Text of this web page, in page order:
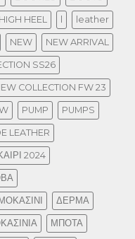
HIGH HEEL leather
NEW NEW ARRIVAL
SS26
COLLECTION FW 23
PUMP PUMPS
LEATHER
2024
ΔΕΡΜΑ
ΜΠΟΤΑ